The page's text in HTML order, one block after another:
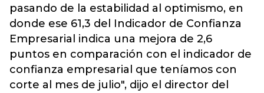
pasando de la estabilidad al optimismo, en
donde ese 61,3 del Indicador de Confianza
Empresarial indica una mejora de 2,6
puntos en comparación con el indicador de
confianza empresarial que teníamos con
corte al mes de julio", dijo el director del